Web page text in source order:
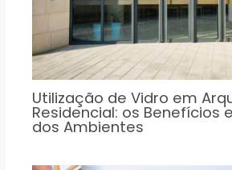
Utilização de Vidro em
Residencial: os Benefícios
dos Ambientes